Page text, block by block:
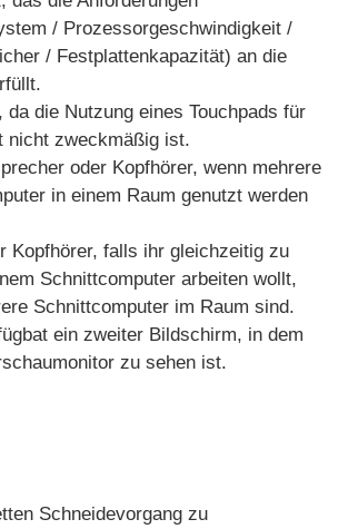
/ Prozessorgeschwindigkeit /
/ Festplattenkapazität) an die
da die Nutzung eines Touchpads für
nicht zweckmäßig ist.
oder Kopfhörer, wenn mehrere
in einem Raum genutzt werden
Kopfhörer, falls ihr gleichzeitig zu
Schnittcomputer arbeiten wollt,
Schnittcomputer im Raum sind.
ein zweiter Bildschirm, in dem
zu sehen ist.
Schneidevorgang zu